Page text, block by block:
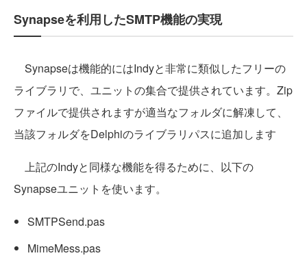
Synapseを利用したSMTP機能の実現
Synapseは機能的にはIndyと非常に類似したフリーの
ライブラリで、ユニットの集合で提供されています。Zip
ファイルで提供されますが適当なフォルダに解凍して、
当該フォルダをDelphiのライブラリパスに追加します
上記のIndyと同様な機能を得るために、以下の
Synapseユニットを使います。
SMTPSend.pas
MimeMess.pas